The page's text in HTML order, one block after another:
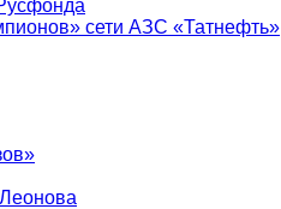
сети АЗС «Татнефть»